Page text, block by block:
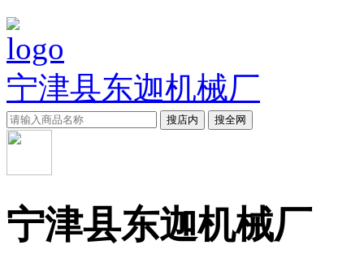
宁津县东迦机械厂
搜店内 搜全网
宁津县东迦机械厂